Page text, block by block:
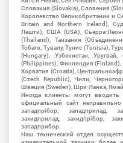
Словакия (Slovakia), Словения
Королевство Великобритании и
Britain and Northern Ireland),
Лешти), США (USA), Сьерра-
(Thailand), Танзания
Тобаго, Тувалу, Тунис (Tunisia),
(Hungary), Узбекистан,
(Philippines), Финляндия (Finland),
Хорватия (Croatia),
(Czech Republic), Чили,
Швеция (Sweden), Шри-Ланка,
Иногда клиенты могут вводить
официальный сайт
западпрібор, западприлад,
захидприлад, захидпрібор,
западприбор.
Наш технический отдел